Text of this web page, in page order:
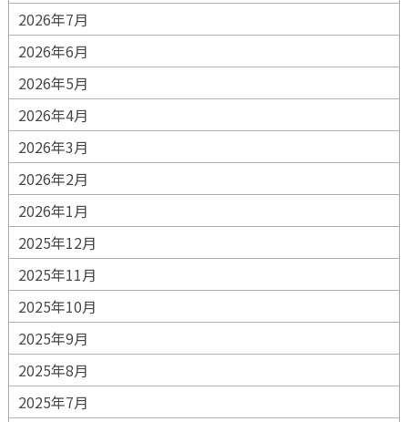
2026年7月
2026年6月
2026年5月
2026年4月
2026年3月
2026年2月
2026年1月
2025年12月
2025年11月
2025年10月
2025年9月
2025年8月
2025年7月